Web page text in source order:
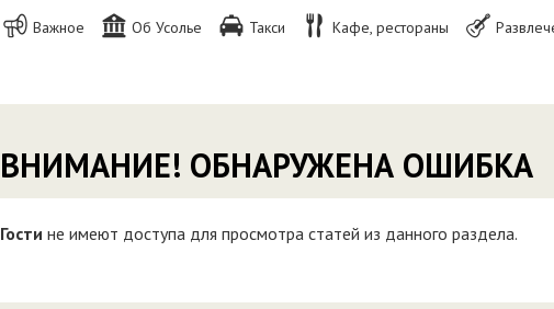
Важное Об Усолье Такси Кафе, рестораны
ВНИМАНИЕ! ОБНАРУЖЕНА ОШИБКА
Гости не имеют доступа для просмотра статей из данного раздела.